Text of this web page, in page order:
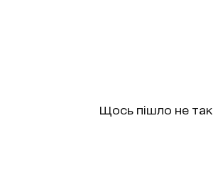
Щось пішло не так...